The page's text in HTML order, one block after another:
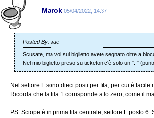
Marok 05/04/2022, 14:37
Posted By: sae
Scusate, ma voi sul biglietto avete segnato oltre a
Nel mio biglietto preso su ticketon c'è solo un ". "
Nel settore F sono dieci posti per fila, per cui è facile
Ricorda che la fila 1 corrisponde allo zero, come il
PS: Sciope è in prima fila centrale, settore F posto 6.